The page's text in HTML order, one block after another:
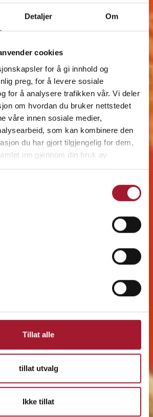
Detaljer Om
cookies
for å gi innhold og
preg, for å levere sosiale
for å analysere trafikken vår. Vi deler
om hvordan du bruker nettstedet
våre innen sosiale medier,
som kan kombinere den
du har gjort tilgjengelig for dem,
inn gjennom din bruk av
Tillat alle
tillat utvalg
Ikke tillat